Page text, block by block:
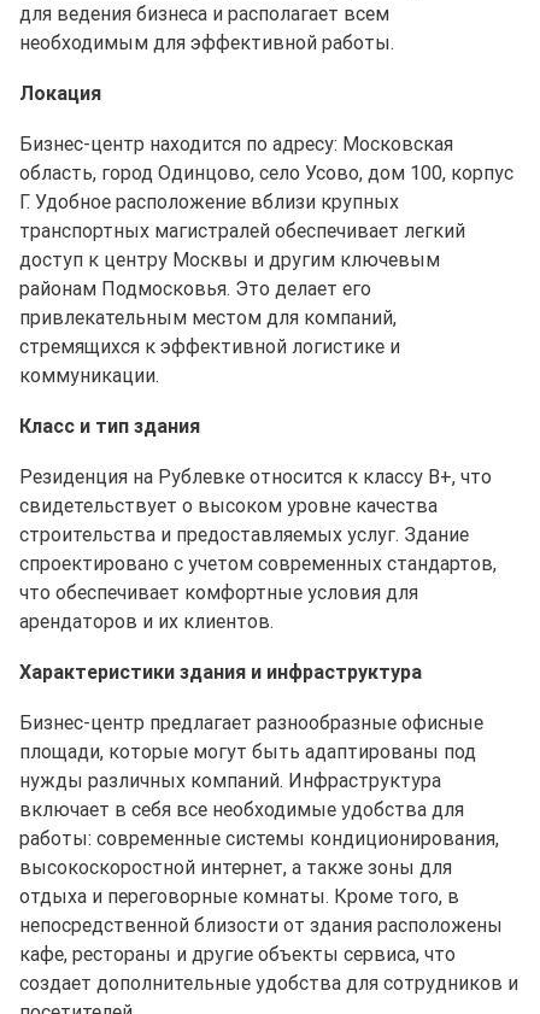
для ведения бизнеса и располагает всем
необходимым для эффективной работы.
Локация
Бизнес-центр находится по адресу: Московская
область, город Одинцово, село Усово, дом 100, корпус
Г. Удобное расположение вблизи крупных
транспортных магистралей обеспечивает легкий
доступ к центру Москвы и другим ключевым
районам Подмосковья. Это делает его
привлекательным местом для компаний,
стремящихся к эффективной логистике и
коммуникации.
Класс и тип здания
Резиденция на Рублевке относится к классу B+, что
свидетельствует о высоком уровне качества
строительства и предоставляемых услуг. Здание
спроектировано с учетом современных стандартов,
что обеспечивает комфортные условия для
арендаторов и их клиентов.
Характеристики здания и инфраструктура
Бизнес-центр предлагает разнообразные офисные
площади, которые могут быть адаптированы под
нужды различных компаний. Инфраструктура
включает в себя все необходимые удобства для
работы: современные системы кондиционирования,
высокоскоростной интернет, а также зоны для
отдыха и переговорные комнаты. Кроме того, в
непосредственной близости от здания расположены
кафе, рестораны и другие объекты сервиса, что
создает дополнительные удобства для сотрудников и